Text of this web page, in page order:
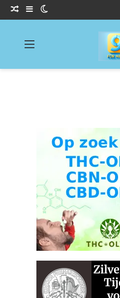
Willekeurig Artikel
Sidebar